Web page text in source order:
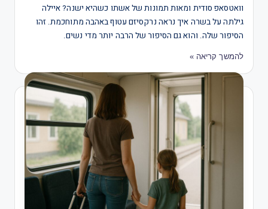
וואטסאפ סודית ומאות תמונות של אשתו כשהיא ישנה? איילה
גילתה על בשרה איך נראה נרקסיזם עטוף באהבה מתוחכמת. זהו
הסיפור שלה. והוא גם הסיפור של הרבה יותר מדי נשים.
להמשך קריאה »